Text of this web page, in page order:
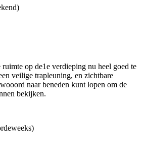
op de1e verdieping nu heel goed te
veilige trapleuning, en zichtbare
naar beneden kunt lopen om de
bekijken.